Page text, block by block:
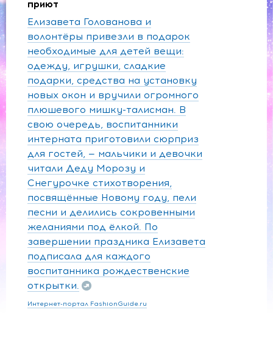
приют
Елизавета Голованова и
волонтёры привезли в подарок
необходимые для детей вещи:
одежду, игрушки, сладкие
подарки, средства на установку
новых окон и вручили огромного
плюшевого мишку-талисман. В
свою очередь, воспитанники
интерната приготовили сюрприз
для гостей, — мальчики и девочки
читали Деду Морозу и
Снегурочке стихотворения,
посвящённые Новому году, пели
песни и делились сокровенными
желаниями под ёлкой. По
завершении праздника Елизавета
подписала для каждого
воспитанника рождественские
открытки.
Интернет-портал FashionGuide.ru